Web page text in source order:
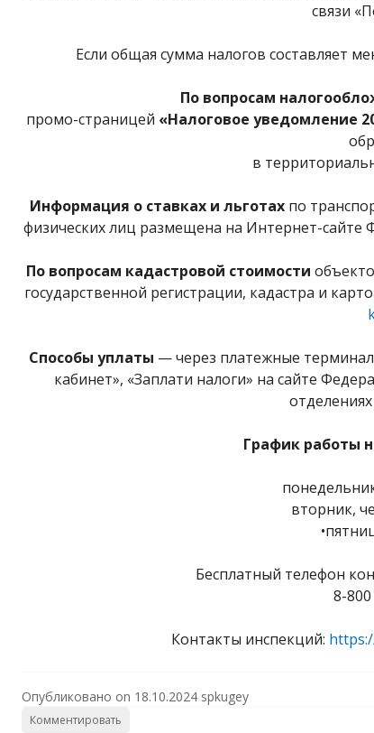
связи
Если общая сумма налогов составляет
По вопросам
промо-страницей «Налоговое уведомление
в
Информация о ставках и льготах по
физических лиц размещена на Интернет-сайте
По вопросам кадастровой стоимости
государственной регистрации, кадастра и
Способы уплаты — через платежные
кабинет», «Заплати налоги» на сайте
График работы
вторник,
Бесплатный телефон
8-
Контакты инспекций:
Опубликовано on 18.10.2024 spkugey
Комментировать